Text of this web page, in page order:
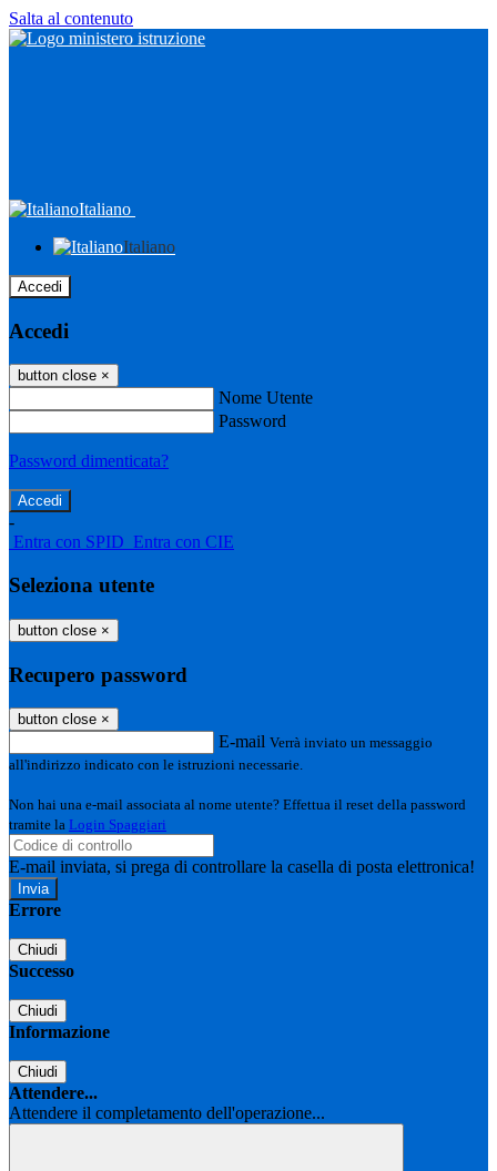
Salta al contenuto
Italiano
Italiano
Accedi
Accedi
button close ×
Nome Utente
Password
Password dimenticata?
-
Entra con SPID Entra con CIE
Seleziona utente
button close ×
Recupero password
button close ×
E-mail Verrà inviato un messaggio
all'indirizzo indicato con le istruzioni necessarie.
Non hai una e-mail associata al nome utente? Effettua il reset della password
tramite la Login Spaggiari
E-mail inviata, si prega di controllare la casella di posta elettronica!
Errore
Chiudi
Successo
Chiudi
Informazione
Chiudi
Attendere...
Attendere il completamento dell'operazione...